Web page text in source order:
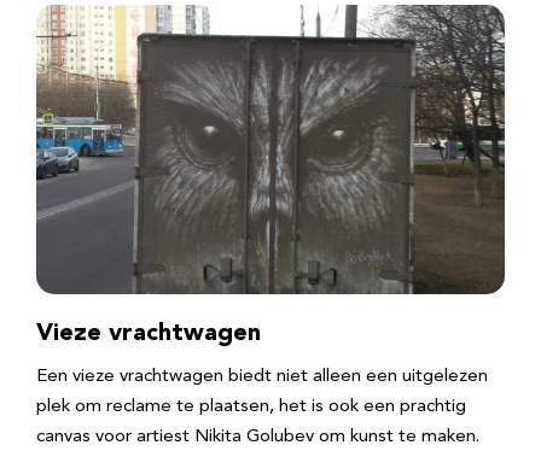
Vieze vrachtwagen
Een vieze vrachtwagen biedt niet alleen een uitgelezen
plek om reclame te plaatsen, het is ook een prachtig
canvas voor artiest Nikita Golubev om kunst te maken.